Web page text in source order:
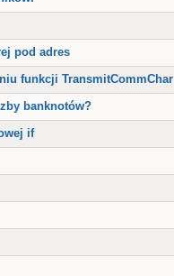
pod adres
funkcji TransmitCommChar
banknotów?
if